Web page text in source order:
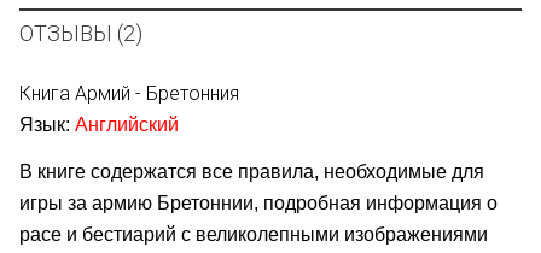
ОТЗЫВЫ (2)
Книга Армий - Бретонния
Язык: Английский
В книге содержатся все правила, необходимые для
игры за армию Бретоннии, подробная информация о
расе и бестиарий с великолепными изображениями